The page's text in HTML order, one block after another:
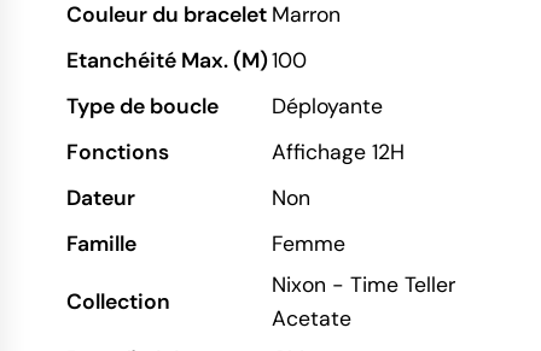
Couleur du bracelet Marron
Etanchéité Max. (M)100
Type de boucle
Déployante
Fonctions
Affichage 12H
Dateur
Non
Famille
Femme
Collection
Nixon - Time Teller
Acetate